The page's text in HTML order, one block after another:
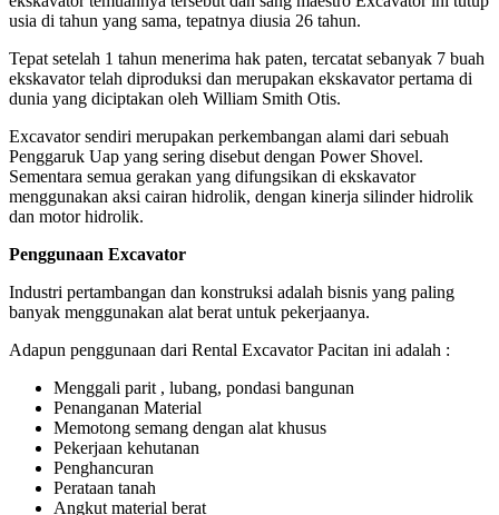
usia di tahun yang sama, tepatnya diusia 26 tahun.
Tepat setelah 1 tahun menerima hak paten, tercatat sebanyak 7 buah
ekskavator telah diproduksi dan merupakan ekskavator pertama di
dunia yang diciptakan oleh William Smith Otis.
Excavator sendiri merupakan perkembangan alami dari sebuah
Penggaruk Uap yang sering disebut dengan Power Shovel.
Sementara semua gerakan yang difungsikan di ekskavator
menggunakan aksi cairan hidrolik, dengan kinerja silinder hidrolik
dan motor hidrolik.
Penggunaan Excavator
Industri pertambangan dan konstruksi adalah bisnis yang paling
banyak menggunakan alat berat untuk pekerjaanya.
Adapun penggunaan dari Rental Excavator Pacitan ini adalah :
Menggali parit , lubang, pondasi bangunan
Penanganan Material
Memotong semang dengan alat khusus
Pekerjaan kehutanan
Penghancuran
Perataan tanah
Angkut material berat